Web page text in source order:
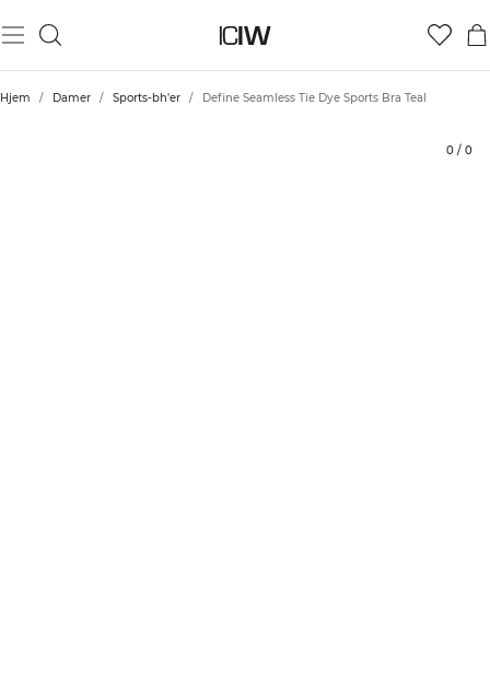
Hjem / Damer / Sports-bh'er / Define Seamless Tie Dye Sports Bra Teal
0 / 0